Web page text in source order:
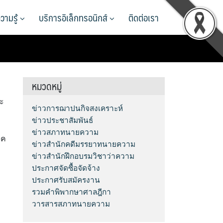
ามรู้ บริการอิเล็กทรอนิกส์ ติดต่อเรา
หมวดหมู่
ข่าวการฌาปนกิจสงเคราะห์
ข่าวประชาสัมพันธ์
ข่าวสภาทนายความ
ข่าวสำนักคดีมรรยาทนายความ
ข่าวสำนักฝึกอบรมวิชาว่าความ
ประกาศจัดซื้อจัดจ้าง
ประกาศรับสมัครงาน
รวมคำพิพากษาศาลฎีกา
วารสารสภาทนายความ